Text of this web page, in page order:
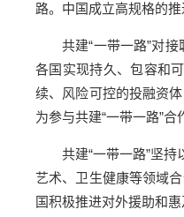
路。中国成立高规格的
共建“一带一路”对
各国实现持久、包容和
续、风险可控的投融资
为参与共建“一带一路”合
共建“一带一路”坚
艺术、卫生健康等领域
国积极推进对外援助和